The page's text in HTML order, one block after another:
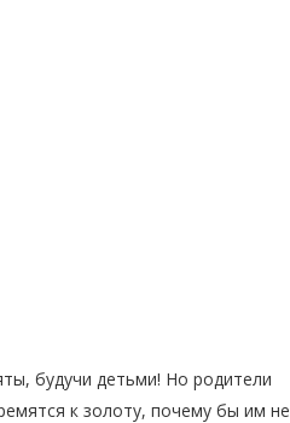
будучи детьми! Но родители
к золоту, почему бы им не